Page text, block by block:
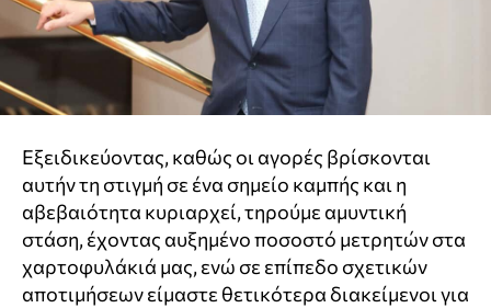
Εξειδικεύοντας, καθώς οι αγορές βρίσκονται
αυτήν τη στιγμή σε ένα σημείο καμπής και η
αβεβαιότητα κυριαρχεί, τηρούμε αμυντική
στάση, έχοντας αυξημένο ποσοστό μετρητών στα
χαρτοφυλάκιά μας, ενώ σε επίπεδο σχετικών
αποτιμήσεων είμαστε θετικότερα διακείμενοι για